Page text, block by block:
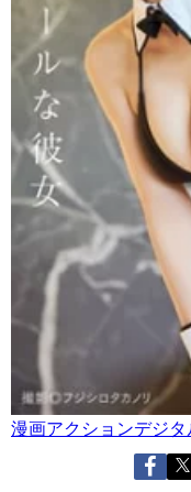
漫画アクションデジタ